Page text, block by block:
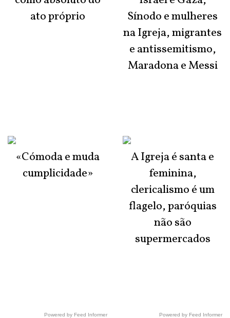
ato próprio
«Cómoda e muda
cumplicidade»
Powered by Feed Informer
Sínodo e mulheres
na Igreja, migrantes
e antissemitismo,
Maradona e Messi
A Igreja é santa e
feminina,
clericalismo é um
flagelo, paróquias
não são
supermercados
Powered by Feed Informer